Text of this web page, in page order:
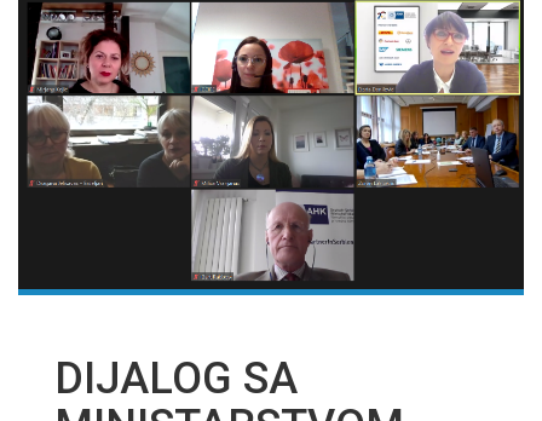
DIJALOG SA